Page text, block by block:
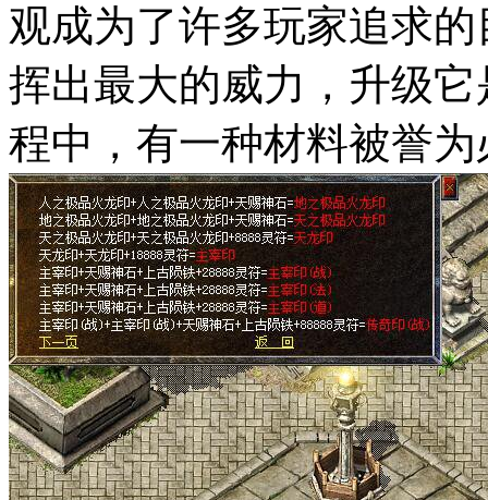
观成为了许多玩家追求
挥出最大的威力，升级
程中，有一种材料被誉